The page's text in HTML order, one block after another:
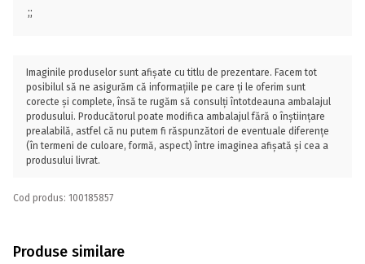
;;
Imaginile produselor sunt afișate cu titlu de prezentare. Facem tot
posibilul să ne asigurăm că informațiile pe care ți le oferim sunt
corecte și complete, însă te rugăm să consulți întotdeauna ambalajul
produsului. Producătorul poate modifica ambalajul fără o înștiințare
prealabilă, astfel că nu putem fi răspunzători de eventuale diferențe
(în termeni de culoare, formă, aspect) între imaginea afișată și cea a
produsului livrat.
Cod produs: 100185857
Produse similare